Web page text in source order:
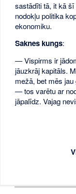
sastādīti tā, it kā
nodokļu politika
ekonomiku.
Saknes kungs:
— Vispirms ir
jāuzkrāj kapitāls.
mežā, bet mēs
— tos varētu ar
jāpalīdz. Vajag